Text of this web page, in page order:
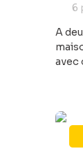
6
A
avec